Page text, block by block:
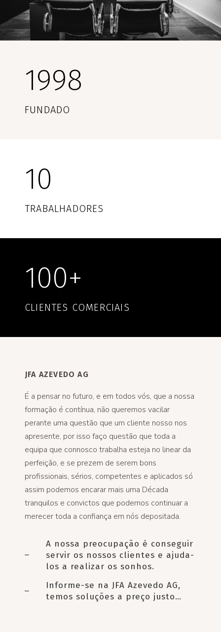
1998
FUNDADO
10
TRABALHADORES
100+
CLIENTES COMERCIAIS
JFA AZEVEDO AG
É a pensar no futuro, e em todos vós, que a nossa
formação é contínua, não queremos vacilar
perante uma questão que um cliente nosso nos
apresente, por isso faço questão que toda a
equipa que connosco trabalha esteja no linear da
perfeição, e se prezem de serem bons
profissionais, sérios, competentes e aplicados só
assim podemos encarar mais uma Década
tranquilos e convictos que podemos continuar a
merecer toda a confiança em nós depositada.
A nossa preocupação é conseguir
servir os nossos clientes e ajuda-
los a realizar os sonhos.
Informe-se na JFA Azevedo AG,
temos soluções a preço justo…